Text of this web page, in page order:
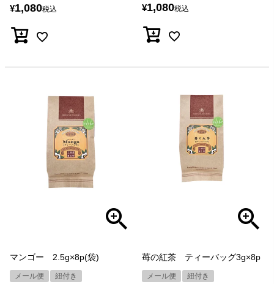
¥1,080税込 ¥1,080税込
マンゴー 2.5g×8p(袋)
メール便 紐付き
苺の紅茶 ティーバッグ3g×8p
メール便 紐付き